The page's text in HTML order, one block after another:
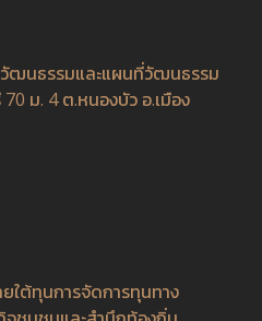
ฒนธรรมและแผนที่วัฒนธรรม
ม. 4 ต.หนองบัว อ.เมือง
ใต้ทุนการจัดการทุนทาง